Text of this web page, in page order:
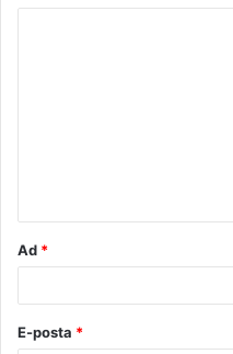
Ad *
E-posta *